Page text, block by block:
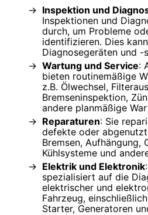
Inspektion und
Inspektionen und
durch, um Probleme
identifizieren. Dies
Diagnosegeräten und -
Wartung und Service:
bieten routinemäßige
z.B. Ölwechsel,
Bremseninspektion,
andere planmäßige
Reparaturen: Sie
defekte oder
Bremsen, Aufhängung,
Kühlsysteme und
Elektrik und Elektronik
spezialisiert auf die
elektrischer und
Fahrzeug,
Starter, Generatoren